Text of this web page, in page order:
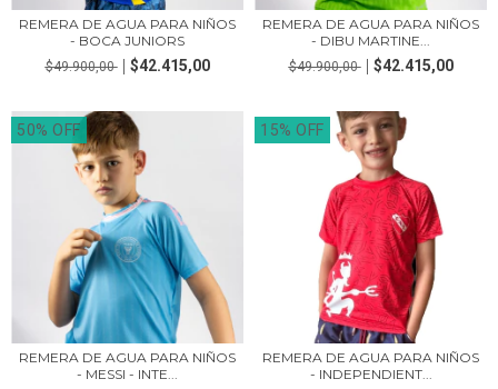
REMERA DE AGUA PARA NIÑOS
- BOCA JUNIORS
$49.900,00 $42.415,00
REMERA DE AGUA PARA NIÑOS
- DIBU MARTINE...
$49.900,00 $42.415,00
50% OFF
REMERA DE AGUA PARA NIÑOS
- MESSI - INTE...
15% OFF
REMERA DE AGUA PARA NIÑOS
- INDEPENDIENT...